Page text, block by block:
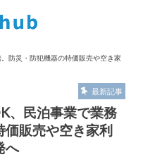
防災・防犯機器の特価販売や空き家
最新記事
、民泊事業で業務
販売や空き家利
へ